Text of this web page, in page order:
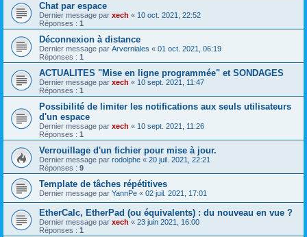
Chat par espace
Dernier message par xech « 10 oct. 2021, 22:52
Réponses : 1
Déconnexion à distance
Dernier message par Arverniales « 01 oct. 2021, 06:19
Réponses : 1
ACTUALITES "Mise en ligne programmée" et SONDAGES
Dernier message par xech « 10 sept. 2021, 11:47
Réponses : 1
Possibilité de limiter les notifications aux seuls utilisateurs
d'un espace
Dernier message par xech « 10 sept. 2021, 11:26
Réponses : 1
Verrouillage d'un fichier pour mise à jour.
Dernier message par rodolphe « 20 juil. 2021, 22:21
Réponses : 9
Template de tâches répétitives
Dernier message par YannPe « 02 juil. 2021, 17:01
EtherCalc, EtherPad (ou équivalents) : du nouveau en vue ?
Dernier message par xech « 23 juin 2021, 16:00
Réponses : 1